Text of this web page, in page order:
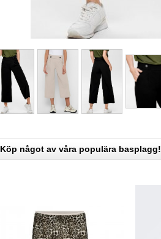
Köp något av våra populära basplagg!